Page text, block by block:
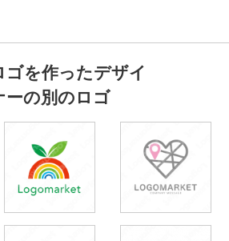
ゴを作ったデザイ
ーの別のロゴ